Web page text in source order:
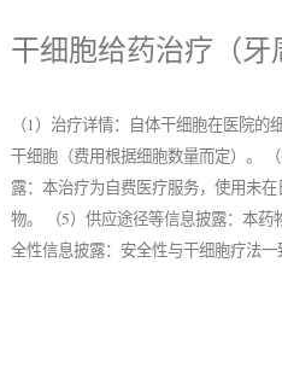
干细胞给药治疗（牙
（1）治疗详情：自体干细胞在医院
干细胞（费用根据细胞数量而定）。
露：本治疗为自费医疗服务，使用未
物。 （5）供应途径等信息披露：本
全性信息披露：安全性与干细胞疗法一